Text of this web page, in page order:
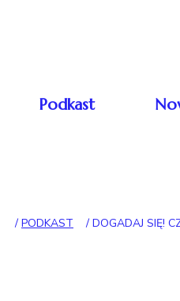
Podkast
/ PODKAST / DOGADAJ SIĘ!